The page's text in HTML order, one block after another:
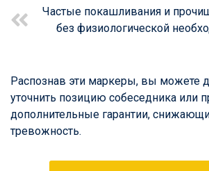
Частые покашливания и
без физиологической
Распознав эти маркеры, вы можете
уточнить позицию собеседника или
дополнительные гарантии,
тревожность.